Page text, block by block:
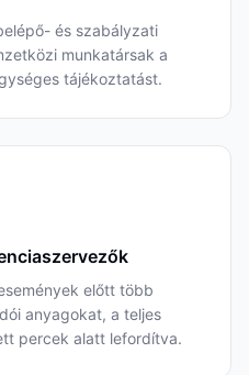
és szabályzati
munkatársak a
tájékoztatást.
előtt több
anyagokat, a teljes
percek alatt lefordítva.